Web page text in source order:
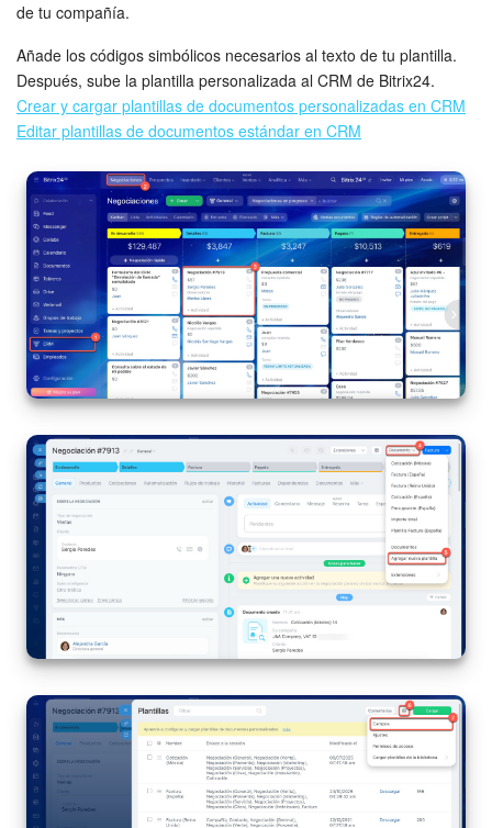
de tu compañía.
Añade los códigos simbólicos necesarios al texto de tu plantilla.
Después, sube la plantilla personalizada al CRM de Bitrix24.
Crear y cargar plantillas de documentos personalizadas en CRM
Editar plantillas de documentos estándar en CRM